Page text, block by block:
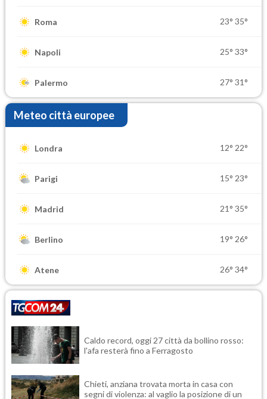
Roma 23° 35°
Napoli 25° 33°
Palermo 27° 31°
Meteo città europee
Londra 12° 22°
Parigi 15° 23°
Madrid 21° 35°
Berlino 19° 26°
Atene 26° 34°
Caldo record, oggi 27 città da bollino rosso:
l'afa resterà fino a Ferragosto
Chieti, anziana trovata morta in casa con
segni di violenza: al vaglio la posizione di un